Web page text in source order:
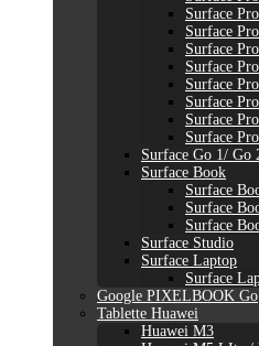
Surface
Surface
Surface
Surface
Surface
Surface
Surface
Surface
Surface Go 1/ Go
Surface Book
Surface
Surface
Surface
Surface Studio
Surface Laptop
Surface
Google PIXELBOOK Go
Tablette Huawei
Huawei M3